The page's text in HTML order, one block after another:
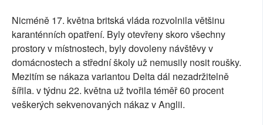
Nicméně 17. května britská vláda rozvolnila většinu
karanténních opatření. Byly otevřeny skoro všechny
prostory v místnostech, byly dovoleny návštěvy v
domácnostech a střední školy už nemusily nosit roušky.
Mezitím se nákaza variantou Delta dál nezadržitelně
šířila. v týdnu 22. května už tvořila téměř 60 procent
veškerých sekvenovaných nákaz v Anglii.